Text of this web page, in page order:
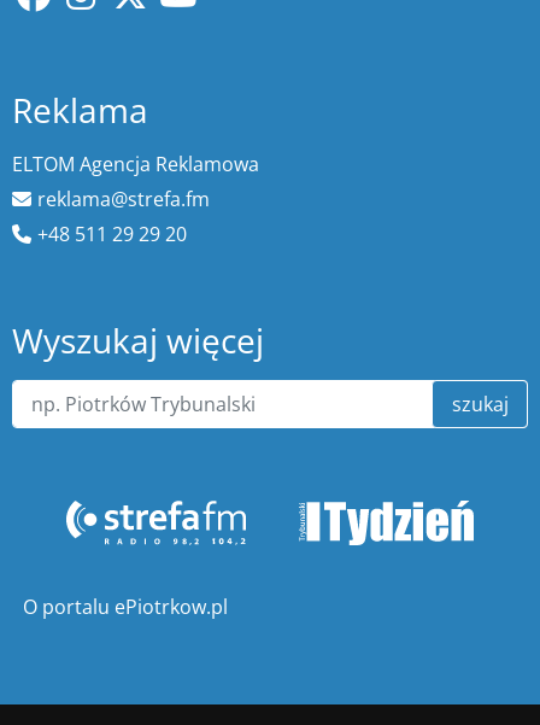
Reklama
ELTOM Agencja Reklamowa
reklama@strefa.fm
+48 511 29 29 20
Wyszukaj więcej
szukaj
O portalu ePiotrkow.pl